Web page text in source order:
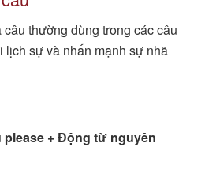
câu thường dùng trong các câu
lịch sự và nhấn mạnh sự nhã
please + Động từ nguyên